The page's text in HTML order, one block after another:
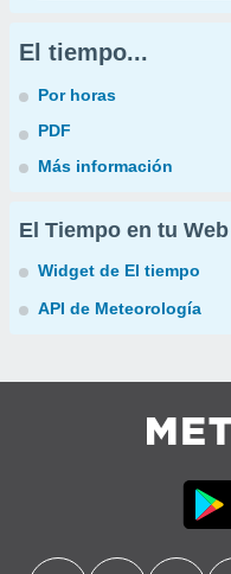
El tiempo...
Por horas
PDF
Más información
El Tiempo en tu Web
Widget de El tiempo
API de Meteorología